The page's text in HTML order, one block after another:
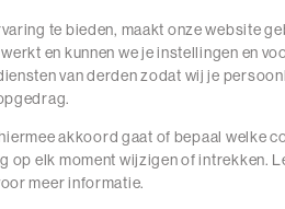
te bieden, maakt onze website
en kunnen we je instellingen en
van derden zodat wij je
akkoord gaat of bepaal welke
op elk moment wijzigen of intrekken.
meer informatie.